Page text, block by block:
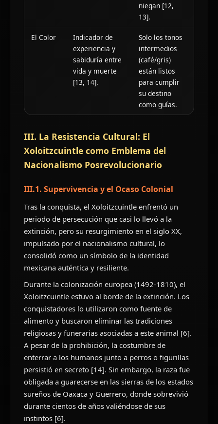
niegan [12,
13].
El Color
Indicador de
experiencia y
sabiduría entre
vida y muerte
[13, 14].
Solo los tonos
intermedios
(café/gris)
están listos
para cumplir
su destino
como guías.
III. La Resistencia Cultural: El
Xoloitzcuintle como Emblema del
Nacionalismo Posrevolucionario
III.1. Supervivencia y el Ocaso Colonial
Tras la conquista, el Xoloitzcuintle enfrentó un
periodo de persecución que casi lo llevó a la
extinción, pero su resurgimiento en el siglo XX,
impulsado por el nacionalismo cultural, lo
consolidó como un símbolo de la identidad
mexicana auténtica y resiliente.
Durante la colonización europea (1492-1810), el
Xoloitzcuintle estuvo al borde de la extinción. Los
conquistadores lo utilizaron como fuente de
alimento y buscaron eliminar las tradiciones
religiosas y funerarias asociadas a este animal [6].
A pesar de la prohibición, la costumbre de
enterrar a los humanos junto a perros o figurillas
persistió en secreto [14]. Sin embargo, la raza fue
obligada a guarecerse en las sierras de los estados
sureños de Oaxaca y Guerrero, donde sobrevivió
durante cientos de años valiéndose de sus
instintos [6].